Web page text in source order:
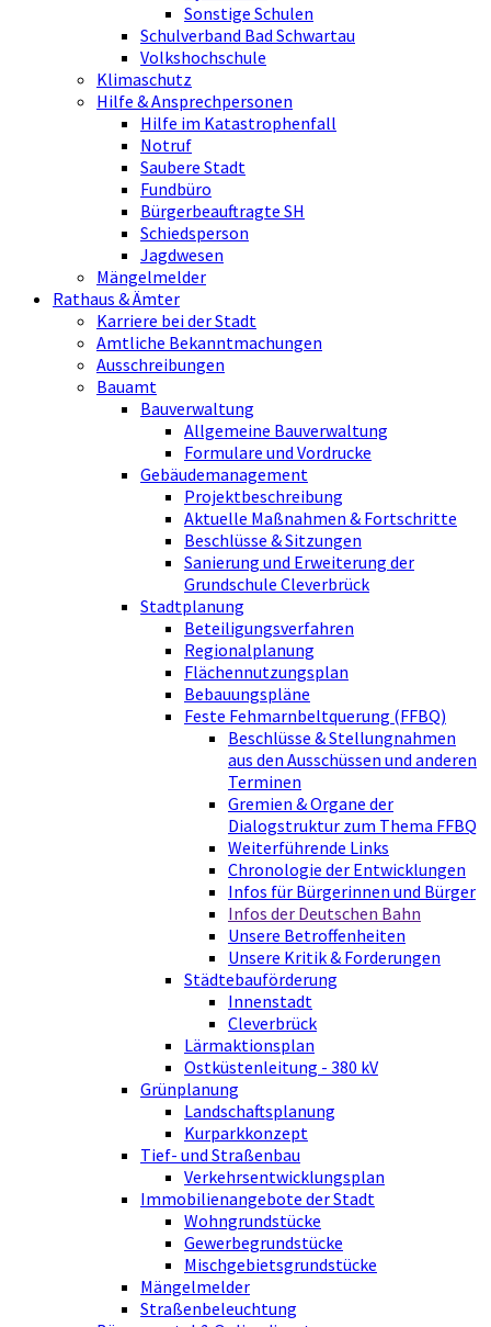
Sonstige Schulen
Schulverband Bad Schwartau
Volkshochschule
Klimaschutz
Hilfe & Ansprechpersonen
Hilfe im Katastrophenfall
Notruf
Saubere Stadt
Fundbüro
Bürgerbeauftragte SH
Schiedsperson
Jagdwesen
Mängelmelder
Rathaus & Ämter
Karriere bei der Stadt
Amtliche Bekanntmachungen
Ausschreibungen
Bauamt
Bauverwaltung
Allgemeine Bauverwaltung
Formulare und Vordrucke
Gebäudemanagement
Projektbeschreibung
Aktuelle Maßnahmen & Fortschritte
Beschlüsse & Sitzungen
Sanierung und Erweiterung der
Grundschule Cleverbrück
Stadtplanung
Beteiligungsverfahren
Regionalplanung
Flächennutzungsplan
Bebauungspläne
Feste Fehmarnbeltquerung (FFBQ)
Beschlüsse & Stellungnahmen
aus den Ausschüssen und anderen
Terminen
Gremien & Organe der
Dialogstruktur zum Thema FFBQ
Weiterführende Links
Chronologie der Entwicklungen
Infos für Bürgerinnen und Bürger
Infos der Deutschen Bahn
Unsere Betroffenheiten
Unsere Kritik & Forderungen
Städtebauförderung
Innenstadt
Cleverbrück
Lärmaktionsplan
Ostküstenleitung - 380 kV
Grünplanung
Landschaftsplanung
Kurparkkonzept
Tief- und Straßenbau
Verkehrsentwicklungsplan
Immobilienangebote der Stadt
Wohngrundstücke
Gewerbegrundstücke
Mischgebietsgrundstücke
Mängelmelder
Straßenbeleuchtung